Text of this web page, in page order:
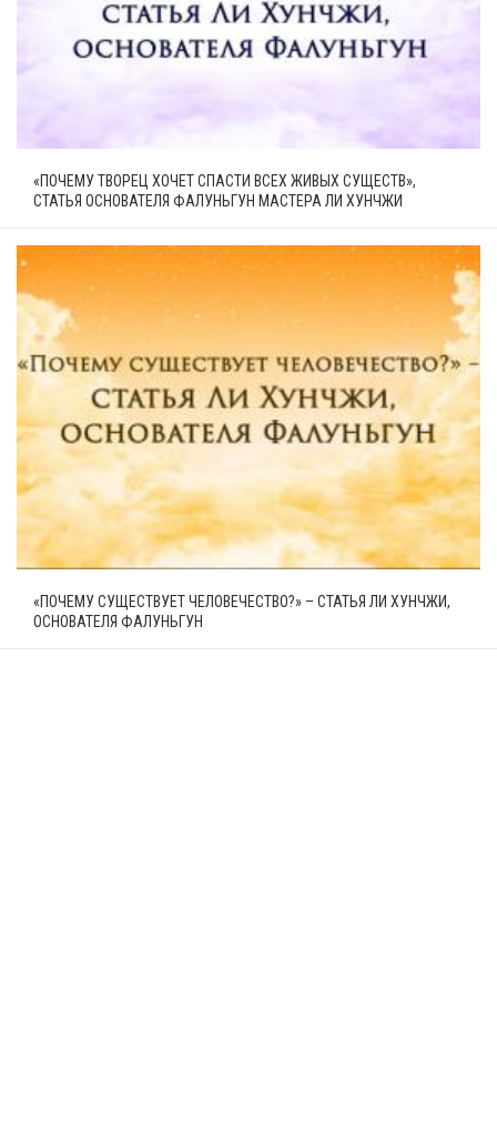
«ПОЧЕМУ ТВОРЕЦ ХОЧЕТ СПАСТИ ВСЕХ ЖИВЫХ СУЩЕСТВ»,
СТАТЬЯ ОСНОВАТЕЛЯ ФАЛУНЬГУН МАСТЕРА ЛИ ХУНЧЖИ
«ПОЧЕМУ СУЩЕСТВУЕТ ЧЕЛОВЕЧЕСТВО?» – СТАТЬЯ ЛИ ХУНЧЖИ,
ОСНОВАТЕЛЯ ФАЛУНЬГУН